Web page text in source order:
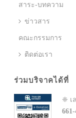
สาระ-บทความ
ข่าวสาร
คณะกรรมการ
ติดต่อเรา
ร่วมบริจาคได้ที่
❈ เ